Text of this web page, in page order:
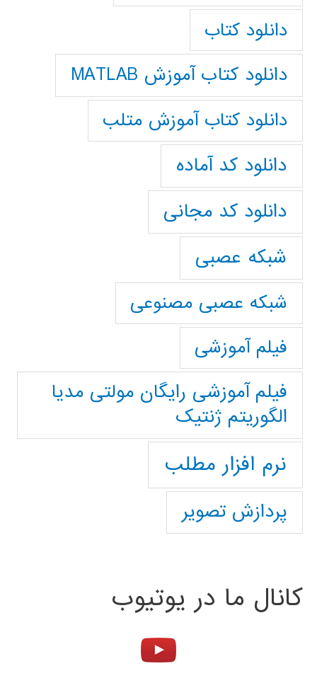
دانلود کتاب
دانلود کتاب آموزش MATLAB
دانلود کتاب آموزش متلب
دانلود کد آماده
دانلود کد مجانی
شبکه عصبی
شبکه عصبی مصنوعی
فیلم آموزشی
فیلم آموزشی رایگان مولتی مدیا
الگوریتم ژنتیک
نرم افزار مطلب
پردازش تصویر
کانال ما در یوتیوب